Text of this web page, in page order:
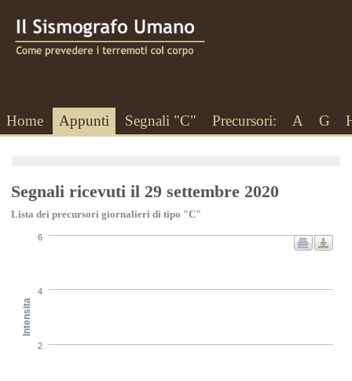
Home Appunti Segnali "C" Precursori: A G
Segnali ricevuti il 29 settembre 2020
Lista dei precursori giornalieri di tipo "C"
Intensita
2
4
6